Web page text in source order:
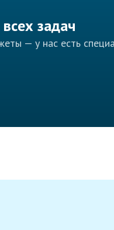
задач
— у нас есть